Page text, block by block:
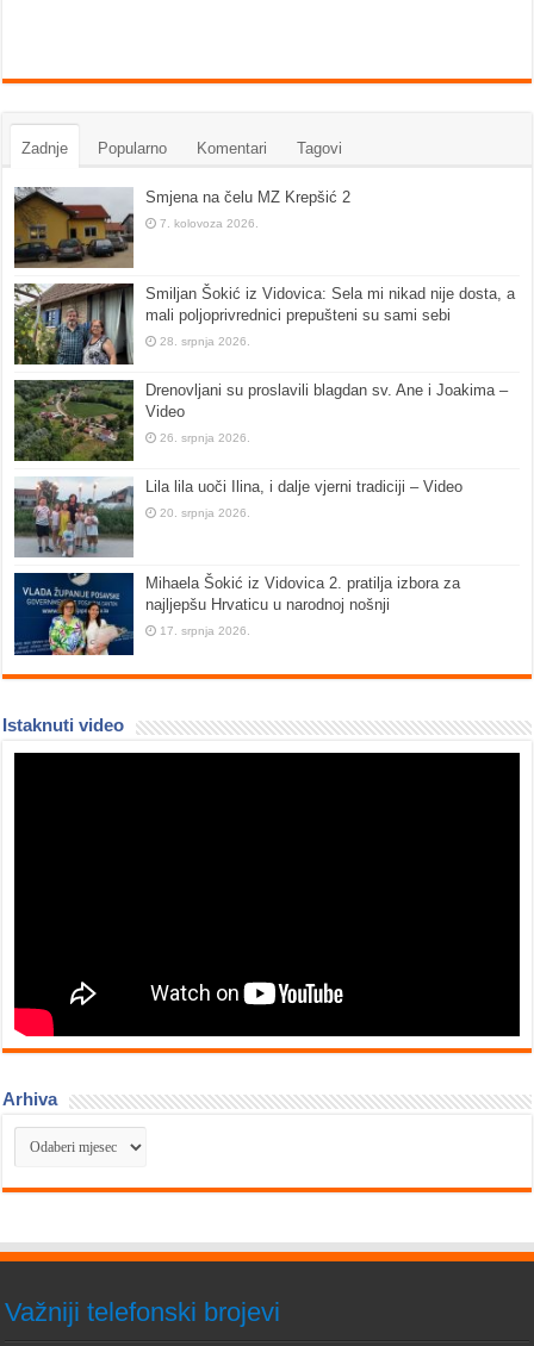
Zadnje Popularno Komentari Tagovi
Smjena na čelu MZ Krepšić 2
7. kolovoza 2026.
Smiljan Šokić iz Vidovica: Sela mi nikad nije dosta, a
mali poljoprivrednici prepušteni su sami sebi
28. srpnja 2026.
Drenovljani su proslavili blagdan sv. Ane i Joakima –
Video
26. srpnja 2026.
Lila lila uoči Ilina, i dalje vjerni tradiciji – Video
20. srpnja 2026.
Mihaela Šokić iz Vidovica 2. pratilja izbora za
najljepšu Hrvaticu u narodnoj nošnji
17. srpnja 2026.
Istaknuti video
Arhiva
Arhiva
Važniji telefonski brojevi